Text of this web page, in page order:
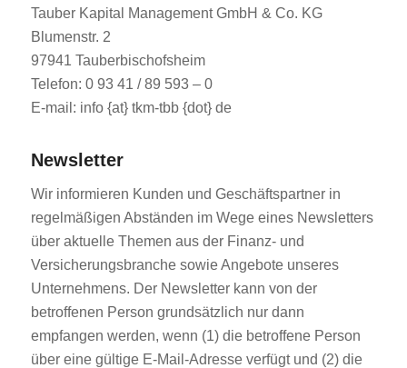
Tauber Kapital Management GmbH & Co. KG
Blumenstr. 2
97941 Tauberbischofsheim
Telefon: 0 93 41 / 89 593 – 0
E-mail: info {at} tkm-tbb {dot} de
Newsletter
Wir informieren Kunden und Geschäftspartner in
regelmäßigen Abständen im Wege eines Newsletters
über aktuelle Themen aus der Finanz- und
Versicherungsbranche sowie Angebote unseres
Unternehmens. Der Newsletter kann von der
betroffenen Person grundsätzlich nur dann
empfangen werden, wenn (1) die betroffene Person
über eine gültige E-Mail-Adresse verfügt und (2) die